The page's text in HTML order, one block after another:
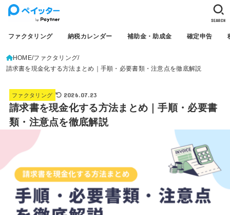
ファクタリング 納税カレンダー 補助金・助成金 確定申告
SEARCH
HOME ファクタリング
請求書を現金化する方法まとめ｜手順・必要書類・注意点を徹底解説
ファクタリング 2026.07.23
請求書を現金化する方法まとめ｜手順・必要書
類・注意点を徹底解説